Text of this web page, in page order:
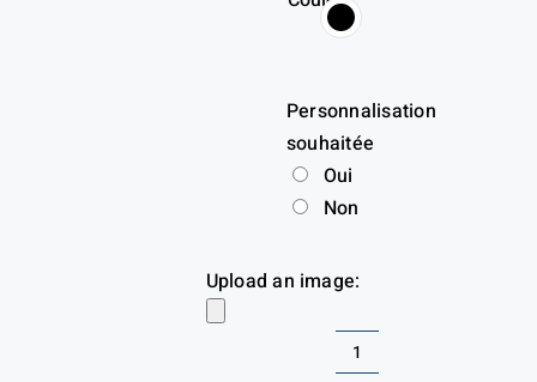
Personnalisation
souhaitée
Oui
Non
Upload an image:
quantité